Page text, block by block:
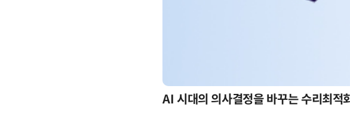
을 바꾸는 수리최적화(Optimization): 실제 산업 적용 사례와 활용 전략